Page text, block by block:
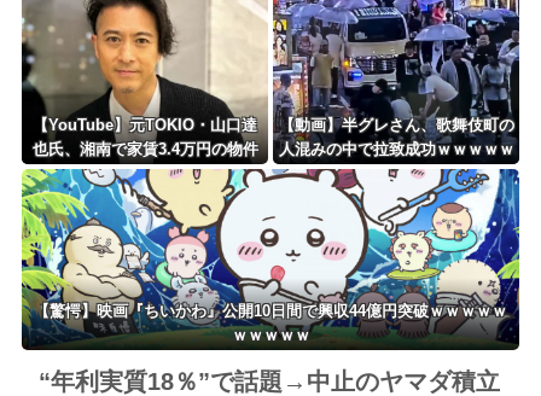
トル『LOL』として世界25ヶ国・
地域で展開
【YouTube】元TOKIO・山口達
也氏、湘南で家賃3.4万円の物件
を契約 ロフト付きワンルーム
の“新拠点”を公開「十分」
【動画】半グレさん、歌舞伎町の
人混みの中で拉致成功ｗｗｗｗｗ
ｗｗｗｗｗ
【驚愕】映画『ちいかわ』公開10日間で興収44億円突破ｗｗｗｗｗ
ｗｗｗｗｗ
“年利実質18％”で話題→中止のヤマダ積立